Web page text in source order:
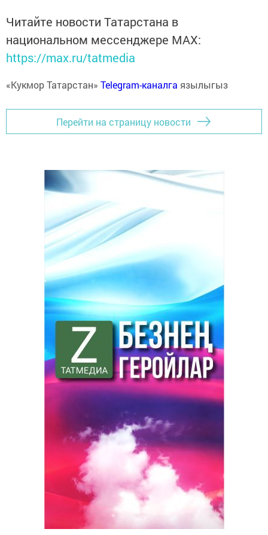
Читайте новости Татарстана в
национальном мессенджере MАХ:
https://max.ru/tatmedia
«Кукмор Татарстан» Telegram-каналга язылыгыз
Перейти на страницу новости